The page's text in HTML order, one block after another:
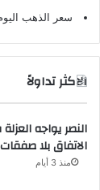
سعر الذهب
الاكثر تداولاً
النصر يواجه
الاتفاق بلا
منذ 3 أيام